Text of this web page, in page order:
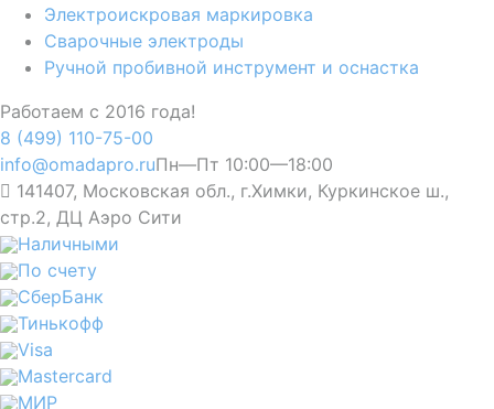
Электроискровая маркировка
Сварочные электроды
Ручной пробивной инструмент и оснастка
Работаем с 2016 года!
8 (499) 110-75-00
info@omadapro.ruПн—Пт 10:00—18:00
141407, Московская обл., г.Химки, Куркинское ш.,
стр.2, ДЦ Аэро Сити
Наличными
По счету
СберБанк
Тинькофф
Visa
Mastercard
МИР